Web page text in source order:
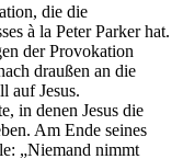
die die
à la Peter Parker hat.
der Provokation
draußen an die
auf Jesus.
in denen Jesus die
Am Ende seines
„Niemand nimmt